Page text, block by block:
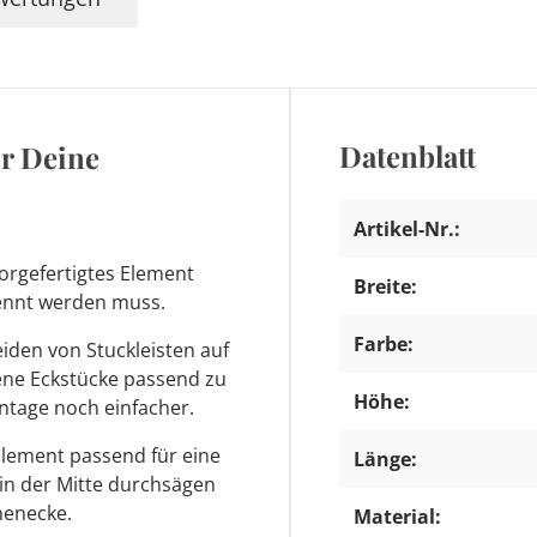
Deine
Element
werden muss.
von Stuckleisten auf
Eckstücke passend zu
noch einfacher.
passend für eine
der Mitte durchsägen
Datenblatt
Artikel-Nr.:
Breite:
Farbe:
Höhe:
Länge:
Material: